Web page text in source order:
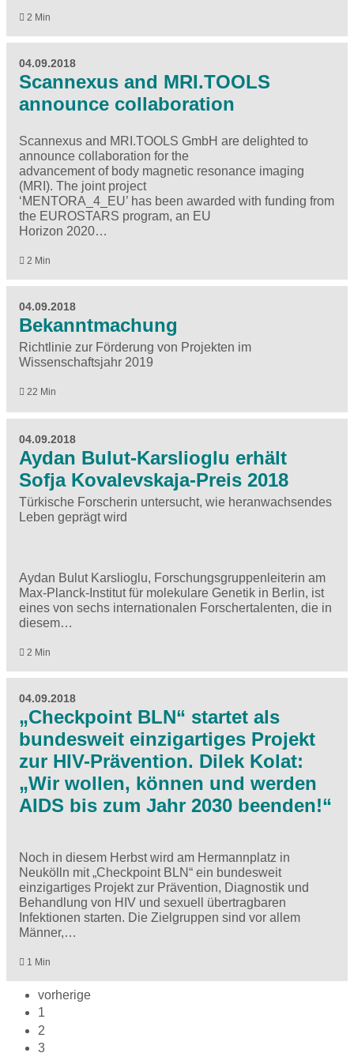
2 Min
04.09.2018
Scannexus and MRI.TOOLS
announce collaboration
Scannexus and MRI.TOOLS GmbH are delighted to
announce collaboration for the
advancement of body magnetic resonance imaging
(MRI). The joint project
‘MENTORA_4_EU’ has been awarded with funding from
the EUROSTARS program, an EU
Horizon 2020…
2 Min
04.09.2018
Bekanntmachung
Richtlinie zur Förderung von Projekten im
Wissenschaftsjahr 2019
22 Min
04.09.2018
Aydan Bulut-Karslioglu erhält
Sofja Kovalevskaja-Preis 2018
Türkische Forscherin untersucht, wie heranwachsendes
Leben geprägt wird
Aydan Bulut Karslioglu, Forschungsgruppenleiterin am
Max-Planck-Institut für molekulare Genetik in Berlin, ist
eines von sechs internationalen Forschertalenten, die in
diesem…
2 Min
04.09.2018
„Checkpoint BLN“ startet als
bundesweit einzigartiges Projekt
zur HIV-Prävention. Dilek Kolat:
„Wir wollen, können und werden
AIDS bis zum Jahr 2030 beenden!“
Noch in diesem Herbst wird am Hermannplatz in
Neukölln mit „Checkpoint BLN“ ein bundesweit
einzigartiges Projekt zur Prävention, Diagnostik und
Behandlung von HIV und sexuell übertragbaren
Infektionen starten. Die Zielgruppen sind vor allem
Männer,…
1 Min
vorherige
1
2
3